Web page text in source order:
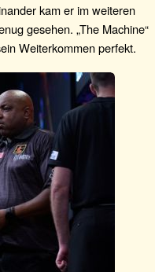
kam er im weiteren
gesehen. „The Machine“
Weiterkommen perfekt.